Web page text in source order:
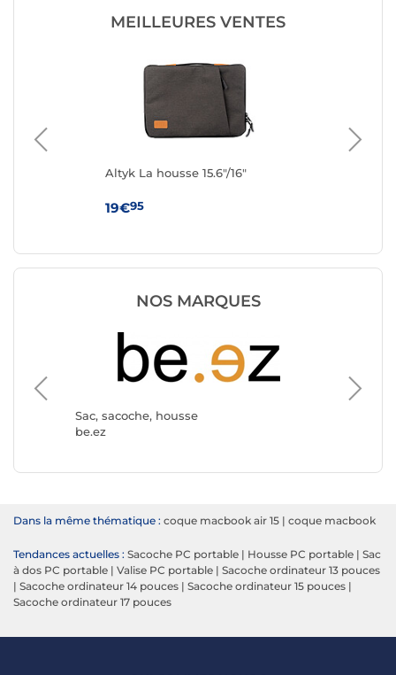
MEILLEURES VENTES
Altyk La housse 15.6"/16"
19€95
NOS MARQUES
Sac, sacoche, housse
be.ez
Dans la même thématique : coque macbook air 15 | coque macbook
Tendances actuelles : Sacoche PC portable | Housse PC portable | Sac
à dos PC portable | Valise PC portable | Sacoche ordinateur 13 pouces
| Sacoche ordinateur 14 pouces | Sacoche ordinateur 15 pouces |
Sacoche ordinateur 17 pouces